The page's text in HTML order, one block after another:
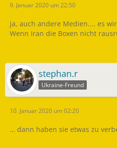
9. Januar 2020 um 22:50
ja, auch andere Medien.... es
Wenn Iran die Boxen nicht
stephan.r
Ukraine-Freund
10. Januar 2020 um 02:20
… dann haben sie etwas zu